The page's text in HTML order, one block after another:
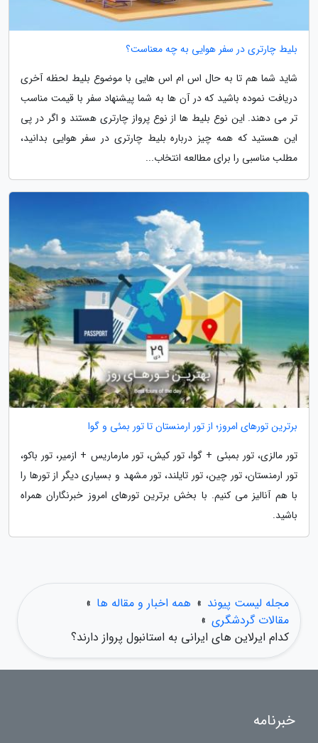
بلیط چارتری در سفر هوایی به چه معناست؟
شاید شما هم تا به حال اس ام اس هایی با موضوع بلیط لحظه آخری
دریافت نموده باشید که در آن ها به شما پیشنهاد سفر با قیمت مناسب
تر می دهند. این نوع بلیط ها از نوع پرواز چارتری هستند و اگر در پی
این هستید که همه چیز درباره بلیط چارتری در سفر هوایی بدانید،
مطلب مناسبی را برای مطالعه انتخاب...
برترین تورهای امروز؛ از تور ارمنستان تا تور بمئی و گوا
تور مالزی، تور بمبئی + گوا، تور کیش، تور مارماریس + ازمیر، تور باکو،
تور ارمنستان، تور چین، تور تایلند، تور مشهد و بسیاری دیگر از تورها را
با هم آنالیز می کنیم. با بخش برترین تورهای امروز خبرنگاران همراه
باشید.
مجله لیست پیوند » همه اخبار و مقاله ها »
مقالات گردشگری »
کدام ایرلاین های ایرانی به استانبول پرواز دارند؟
خبرنامه